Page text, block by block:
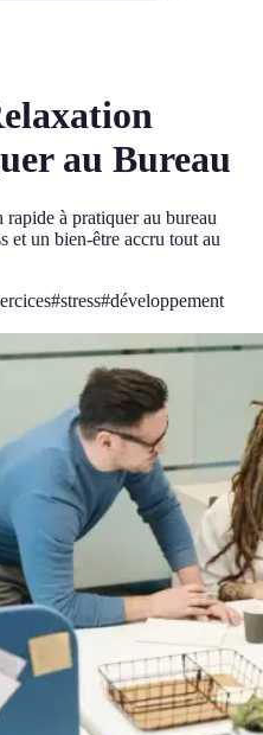
au Bureau
à pratiquer au bureau
et un bien-être accru tout au
#stress#développement